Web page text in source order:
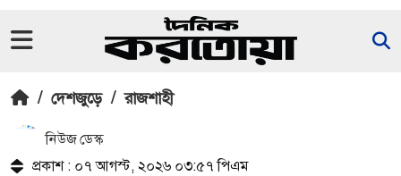
/ দেশজুড়ে / রাজশাহী
নিউজ ডেস্ক
প্রকাশ : ০৭ আগস্ট, ২০২৬ ০৩:৫৭ পিএম